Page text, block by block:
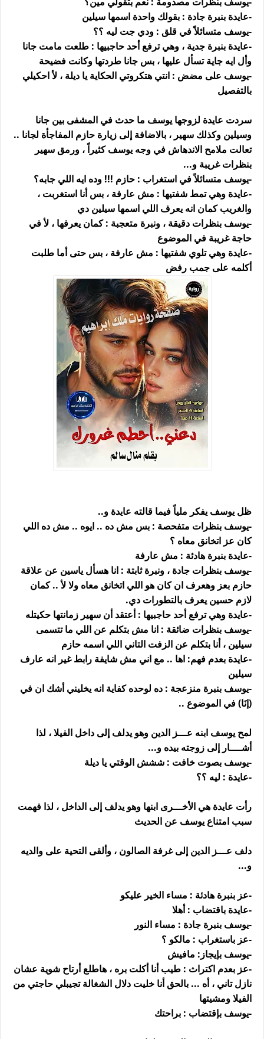
-عايدة بنبرة جادة : بقولك واحدة اسمها سيلين
-يوسف متسائلاً في قلق : ودي جت ليه ؟؟
-عايدة بنبرة جدية ، وهي ترفع أحد حاجبيها : طلعت مامت جانا
وأل ايه جاية تسأل عليها ، بس جانا طردتها وكانت فضيحة
-يوسف على مضض : انتي هتكروتي الحكاية يا ديلة ، لأ احكيلي
بالتفصيل
سردت عايدة لزوجها يوسف ما حدث في المشفى بين جانا
وسيلين وكذلك سهير ، بالاضافة إلى زيارة حازم المفاجأة لجانا ..
تعالت ملامح الاندهاش في وجه يوسف كثيراً ، ورمق سهير
بنظرات غريبة و...
-يوسف متسائلاً في استغراب : حازم !!! وده ايه اللي جابه؟
-عايدة وهي تمط شفتيها : مش عارفة ، بس أنا استغربت ،
والغريب كمان انه يعرف اللي اسمها سيلين دي
-يوسف بنظرات دقيقة ، ونبرة متعجبة : كمان يعرفها ، لأ في
حاجة غريبة في الموضوع
-عايدة وهي تلوي شفتيها : مش عارفة ، بس حتى أما طلبت
أكلمه على جمب رفض
ظل يوسف يفكر ملياً فيما قالته عايدة و..
-يوسف بنظرات متفحصة : بس مش ده .. ايوه .. مش ده اللي
كان عز اتخانق معاه ؟
-عايدة بنبرة هادئة : مش عارفة
-يوسف بنظرات جادة ، ونبرة ثابتة : انا هسأل ياسين عن علاقة
حازم بعز وهعرف ان كان هو اللي اتخانق معاه ولا لأ .. كمان
لازم حسين يعرف بالتطورات دي.
-عايدة وهي ترفع أحد حاجبيها : أعتقد أن سهير زمانتها حكيتله
-يوسف بنظرات ضائقة : انا مش بتكلم عن اللي ما تتسمى
سيلين ، أنا بتكلم عن الزفت التاني اللي اسمه حازم
-عايدة بعدم فهم: اها .. مع اني مش شايفة رابط غير انه عارف
سيلين
-يوسف بنبرة منزعجة : ده لوحده كفاية انه يخليني أشك ان في
(إنَا) في الموضوع ..
لمح يوسف ابنه عـــز الدين وهو يدلف إلى داخل الفيلا ، لذا
أشــــار إلى زوجته بيده و...
-يوسف بصوت خافت : ششش الوقتي يا ديلة
-عايدة : ليه ؟؟
رأت عايدة هي الأخـــرى ابنها وهو يدلف إلى الداخل ، لذا فهمت
سبب امتناع يوسف عن الحديث
دلف عـــز الدين إلى غرفة الصالون ، وألقى التحية على والديه
و...
-عز بنبرة هادئة : مساء الخير عليكو
-عايدة باقتضاب : أهلا
-يوسف بنبرة جادة : مساء النور
-عز باستغراب : مالكو ؟
-يوسف بإيجاز: مافيش
-عز بعدم اكتراث : طيب أنا أكلت بره ، هاطلع أرتاح شوية عشان
نازل تاني ، أه ... بالحق أنا خليت دلال الشغالة تجيبلي حاجتي من
الفيلا ومشيتها
-يوسف بإقتضاب : براحتك